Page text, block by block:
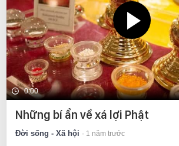
0:00
Những bí ẩn về xá lợi Phật
Đời sống - Xã hội 1 năm trước